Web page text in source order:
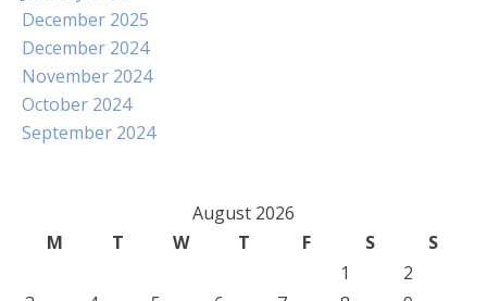
December 2025
December 2024
November 2024
October 2024
September 2024
August 2026
M
T W T F S
S
1
2